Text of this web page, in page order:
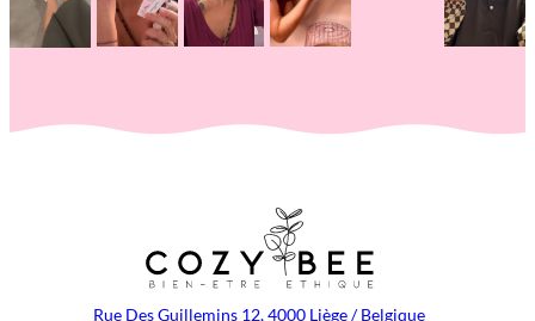
Rue Des Guillemins 12, 4000 Liège / Belgique